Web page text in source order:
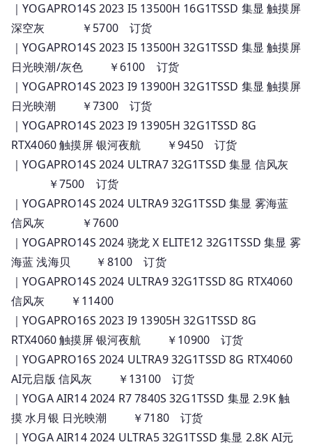
｜YOGAPRO14S 2023 I5 13500H 16G1TSSD 集显 触摸屏
深空灰 ￥5700 订货
｜YOGAPRO14S 2023 I5 13500H 32G1TSSD 集显 触摸屏
日光映潮/灰色 ￥6100 订货
｜YOGAPRO14S 2023 I9 13900H 32G1TSSD 集显 触摸屏
日光映潮 ￥7300 订货
｜YOGAPRO14S 2023 I9 13905H 32G1TSSD 8G
RTX4060 触摸屏 银河夜航 ￥9450 订货
｜YOGAPRO14S 2024 ULTRA7 32G1TSSD 集显 信风灰
￥7500 订货
｜YOGAPRO14S 2024 ULTRA9 32G1TSSD 集显 雾海蓝
信风灰 ￥7600
｜YOGAPRO14S 2024 骁龙 X ELITE12 32G1TSSD 集显 雾
海蓝 浅海贝 ￥8100 订货
｜YOGAPRO14S 2024 ULTRA9 32G1TSSD 8G RTX4060
信风灰 ￥11400
｜YOGAPRO16S 2023 I9 13905H 32G1TSSD 8G
RTX4060 触摸屏 银河夜航 ￥10900 订货
｜YOGAPRO16S 2024 ULTRA9 32G1TSSD 8G RTX4060
AI元启版 信风灰 ￥13100 订货
｜YOGA AIR14 2024 R7 7840S 32G1TSSD 集显 2.9K 触
摸 水月银 日光映潮 ￥7180 订货
｜YOGA AIR14 2024 ULTRA5 32G1TSSD 集显 2.8K AI元